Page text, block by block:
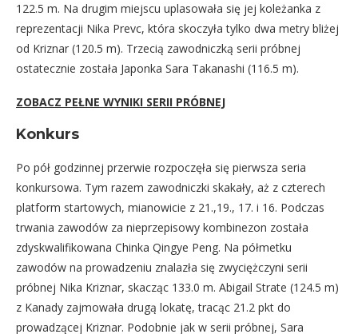
122.5 m. Na drugim miejscu uplasowała się jej koleżanka z
reprezentacji Nika Prevc, która skoczyła tylko dwa metry bliżej
od Kriznar (120.5 m). Trzecią zawodniczką serii próbnej
ostatecznie została Japonka Sara Takanashi (116.5 m).
ZOBACZ PEŁNE WYNIKI SERII PRÓBNEJ
Konkurs
Po pół godzinnej przerwie rozpoczęła się pierwsza seria
konkursowa. Tym razem zawodniczki skakały, aż z czterech
platform startowych, mianowicie z 21.,19., 17. i 16. Podczas
trwania zawodów za nieprzepisowy kombinezon została
zdyskwalifikowana Chinka Qingye Peng. Na półmetku
zawodów na prowadzeniu znalazła się zwyciężczyni serii
próbnej Nika Kriznar, skacząc 133.0 m. Abigail Strate (124.5 m)
z Kanady zajmowała drugą lokatę, tracąc 21.2 pkt do
prowadzącej Kriznar. Podobnie jak w serii próbnej, Sara